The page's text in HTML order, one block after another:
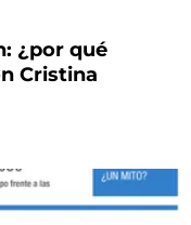
¿por qué
Cristina